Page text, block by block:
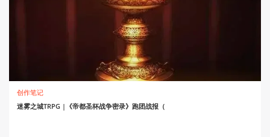
创作笔记
迷雾之城TRPG |《帝都圣杯战争密录》跑团战报（